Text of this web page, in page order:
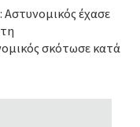
έχασε
σκότωσε κατά